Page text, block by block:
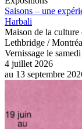
Saisons – une
Harbali
Maison de la
Lethbridge /
Vernissage le
4 juillet 2026
au 13 septembre